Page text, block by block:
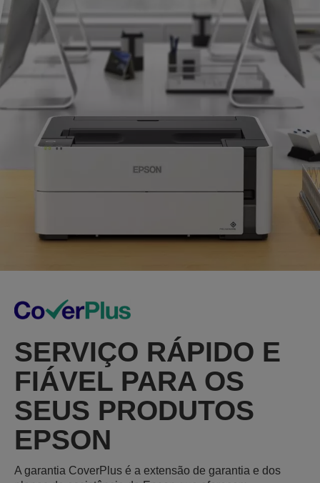
SERVIÇO RÁPIDO E
FIÁVEL PARA OS
SEUS PRODUTOS
EPSON
A garantia CoverPlus é a extensão de garantia e dos